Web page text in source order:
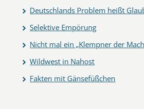
Deutschlands Problem heißt
Selektive Empörung
Nicht mal ein „Klempner der
Wildwest in Nahost
Fakten mit Gänsefüßchen